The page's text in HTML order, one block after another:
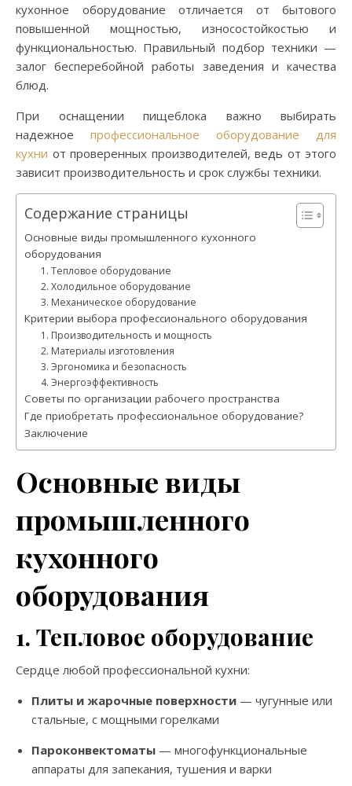
кухонное оборудование отличается от бытового
повышенной мощностью, износостойкостью и
функциональностью. Правильный подбор техники —
залог бесперебойной работы заведения и качества
блюд.
При оснащении пищеблока важно выбирать
надежное профессиональное оборудование для
кухни от проверенных производителей, ведь от этого
зависит производительность и срок службы техники.
Содержание страницы
Основные виды промышленного кухонного
оборудования
1. Тепловое оборудование
2. Холодильное оборудование
3. Механическое оборудование
Критерии выбора профессионального оборудования
1. Производительность и мощность
2. Материалы изготовления
3. Эргономика и безопасность
4. Энергоэффективность
Советы по организации рабочего пространства
Где приобретать профессиональное оборудование?
Заключение
Основные виды
промышленного
кухонного
оборудования
1. Тепловое оборудование
Сердце любой профессиональной кухни:
Плиты и жарочные поверхности — чугунные или
стальные, с мощными горелками
Пароконвектоматы — многофункциональные
аппараты для запекания, тушения и варки